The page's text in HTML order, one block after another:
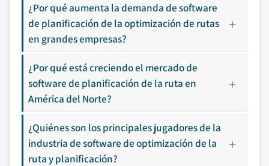
¿Por qué aumenta la demanda de software
de planificación de la optimización de rutas
en grandes empresas?
¿Por qué está creciendo el mercado de
software de planificación de la ruta en
América del Norte?
¿Quiénes son los principales jugadores de la
industria de software de optimización de la
ruta y planificación?